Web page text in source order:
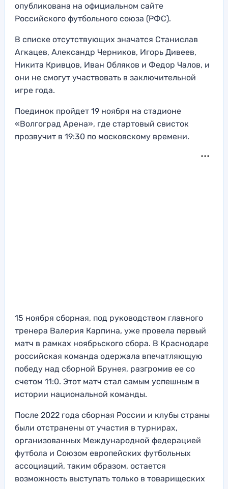
опубликована на официальном сайте
Российского футбольного союза (РФС).
В списке отсутствующих значатся Станислав
Агкацев, Александр Черников, Игорь Дивеев,
Никита Кривцов, Иван Обляков и Федор Чалов, и
они не смогут участвовать в заключительной
игре года.
Поединок пройдет 19 ноября на стадионе
«Волгоград Арена», где стартовый свисток
прозвучит в 19:30 по московскому времени.
15 ноября сборная, под руководством главного
тренера Валерия Карпина, уже провела первый
матч в рамках ноябрьского сбора. В Краснодаре
российская команда одержала впечатляющую
победу над сборной Брунея, разгромив ее со
счетом 11:0. Этот матч стал самым успешным в
истории национальной команды.
После 2022 года сборная России и клубы страны
были отстранены от участия в турнирах,
организованных Международной федерацией
футбола и Союзом европейских футбольных
ассоциаций, таким образом, остается
возможность выступать только в товарищеских